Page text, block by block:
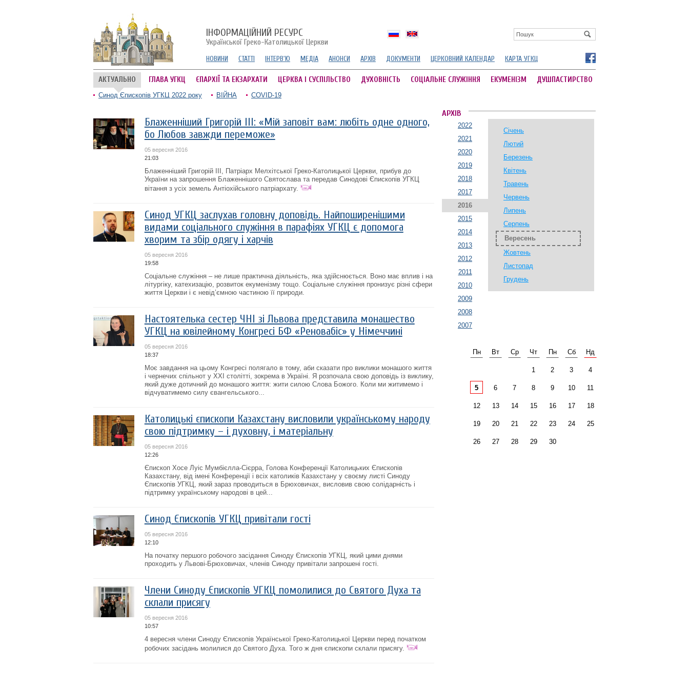
ІНФОРМАЦІЙНИЙ РЕСУРС
Української Греко-Католицької Церкви
НОВИНИ СТАТТІ ІНТЕРВ'Ю МЕДІА АНОНСИ АРХІВ ДОКУМЕНТИ ЦЕРКОВНИЙ КАЛЕНДАР КАРТА УГКЦ
АКТУАЛЬНО ГЛАВА УГКЦ ЄПАРХІЇ ТА ЕКЗАРХАТИ ЦЕРКВА І СУСПІЛЬСТВО ДУХОВНІСТЬ СОЦІАЛЬНЕ СЛУЖІННЯ ЕКУМЕНІЗМ ДУШПАСТИРСТВО
Синод Єпископів УГКЦ 2022 року ВІЙНА COVID-19
Блаженніший Григорій III: «Мій заповіт вам: любіть одне одного,
бо Любов завжди переможе»
05 вересня 2016
21:03
Блаженніший Григорій III, Патріарх Мелхітської Греко-Католицької Церкви, прибув до
України на запрошення Блаженнішого Святослава та передав Синодові Єпископів УГКЦ
вітання з усіх земель Антіохійського патріархату.
Синод УГКЦ заслухав головну доповідь. Найпоширенішими
видами соціального служіння в парафіях УГКЦ є допомога
хворим та збір одягу і харчів
05 вересня 2016
19:58
Соціальне служіння – не лише практична діяльність, яка здійснюється. Воно має вплив і на
літургіку, катехизацію, розвиток екуменізму тощо. Соціальне служіння пронизує різні сфери
життя Церкви і є невід’ємною частиною її природи.
Настоятелька сестер ЧНІ зі Львова представила монашество
УГКЦ на ювілейному Конгресі БФ «Реновабіс» у Німеччині
05 вересня 2016
18:37
Моє завдання на цьому Конгресі полягало в тому, аби сказати про виклики монашого життя
і чернечих спільнот у XXI столітті, зокрема в Україні. Я розпочала свою доповідь із виклику,
який дуже дотичний до монашого життя: жити силою Слова Божого. Коли ми житимемо і
відчуватимемо силу євангельського...
Католицькі єпископи Казахстану висловили українському народу
свою підтримку – і духовну, і матеріальну
05 вересня 2016
12:26
Єпископ Хосе Луіс Мумбієлла-Сієрра, Голова Конференції Католицьких Єпископів
Казахстану, від імені Конференції і всіх католиків Казахстану у своєму листі Синоду
Єпископів УГКЦ, який зараз проводиться в Брюховичах, висловив свою солідарність і
підтримку українському народові в цей...
Синод Єпископів УГКЦ привітали гості
05 вересня 2016
12:10
На початку першого робочого засідання Синоду Єпископів УГКЦ, який цими днями
проходить у Львові-Брюховичах, членів Синоду привітали запрошені гості.
Члени Синоду Єпископів УГКЦ помолилися до Святого Духа та
склали присягу
05 вересня 2016
10:57
4 вересня члени Синоду Єпископів Української Греко-Католицької Церкви перед початком
робочих засідань молилися до Святого Духа. Того ж дня єпископи склали присягу.
АРХІВ
2022
2021
2020
2019
2018
2017
2016
2015
2014
2013
2012
2011
2010
2009
2008
2007
Січень
Лютий
Березень
Квітень
Травень
Червень
Липень
Серпень
Вересень
Жовтень
Листопад
Грудень
Пн Вт Ср Чт Пн Сб Нд
1 2 3 4
5 6 7 8 9 10 11
12 13 14 15 16 17 18
19 20 21 22 23 24 25
26 27 28 29 30